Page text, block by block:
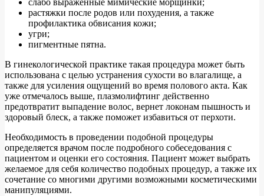
слабо выраженные мимические морщинки;
растяжки после родов или похудения, а также
профилактика обвисания кожи;
угри;
пигментные пятна.
В гинекологической практике такая процедура может быть
использована с целью устранения сухости во влагалище, а
также для усиления ощущений во время полового акта. Как
уже отмечалось выше, плазмолифтинг действенно
предотвратит выпадение волос, вернет локонам пышность и
здоровый блеск, а также поможет избавиться от перхоти.
Необходимость в проведении подобной процедуры
определяется врачом после подробного собеседования с
пациентом и оценки его состояния. Пациент может выбрать
желаемое для себя количество подобных процедур, а также их
сочетание со многими другими возможными косметическими
манипуляциями.